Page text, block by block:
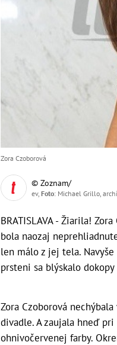
Zora Czoborová
© Zoznam/
ev, Foto: Michael Grillo,
BRATISLAVA - Žiarila!
bola naozaj
len málo z jej tela.
prsteni sa blýskalo
Zora Czoborová
divadle. A zaujala hneď
ohnivočervenej farby.